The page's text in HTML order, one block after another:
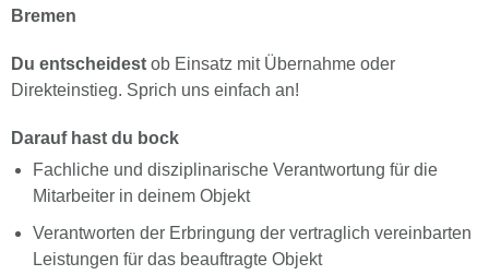
Bremen
Du entscheidest ob Einsatz mit Übernahme oder
Direkteinstieg. Sprich uns einfach an!
Darauf hast du bock
Fachliche und disziplinarische Verantwortung für die
Mitarbeiter in deinem Objekt
Verantworten der Erbringung der vertraglich vereinbarten
Leistungen für das beauftragte Objekt